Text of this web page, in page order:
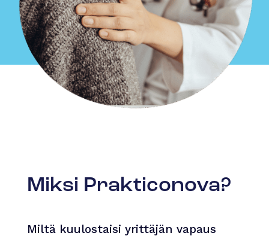
Miksi Prakticonova?
Miltä kuulostaisi yrittäjän vapaus